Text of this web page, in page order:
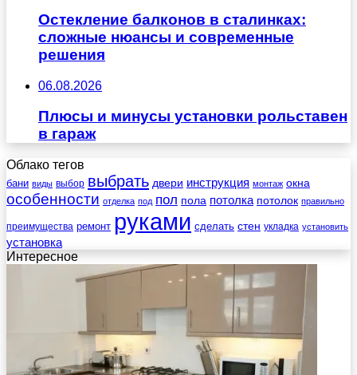
Остекление балконов в сталинках:
сложные нюансы и современные
решения
06.08.2026
Плюсы и минусы установки рольставен
в гараж
Облако тегов
бани виды выбор выбрать двери инструкция монтаж окна
особенности отделка под пол пола потолка потолок правильно
преимущества ремонт руками сделать стен укладка установить
установка
Интересное